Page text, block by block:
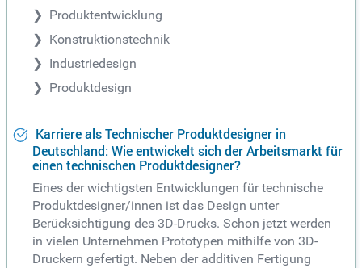
Produktentwicklung
Konstruktionstechnik
Industriedesign
Produktdesign
Karriere als Technischer Produktdesigner in
Deutschland: Wie entwickelt sich der Arbeitsmarkt für
einen technischen Produktdesigner?
Eines der wichtigsten Entwicklungen für technische
Produktdesigner/innen ist das Design unter
Berücksichtigung des 3D-Drucks. Schon jetzt werden
in vielen Unternehmen Prototypen mithilfe von 3D-
Druckern gefertigt. Neben der additiven Fertigung